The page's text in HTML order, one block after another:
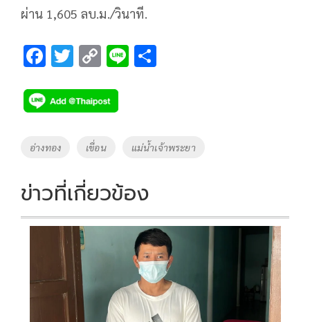
ผ่าน 1,605 ลบ.ม./วินาที.
F
e
b
o
k
T
tt
er
C
p
y
Li
k
Li
Tags
อ่างทอง เขื่อน แม่น้ำเจ้าพระยา
ข่าวที่เกี่ยวข้อง